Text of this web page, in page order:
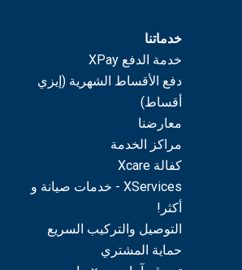
خدماتنا
خدمة الدفع XPay
دفع الأقساط الشهرية (إيزي
أقساط)
معارضنا
مراكز الخدمة
كفالة Xcare
XServices - خدمات صيانة و
أكثر!
التوصيل والتركيب السريع
حماية المشتري